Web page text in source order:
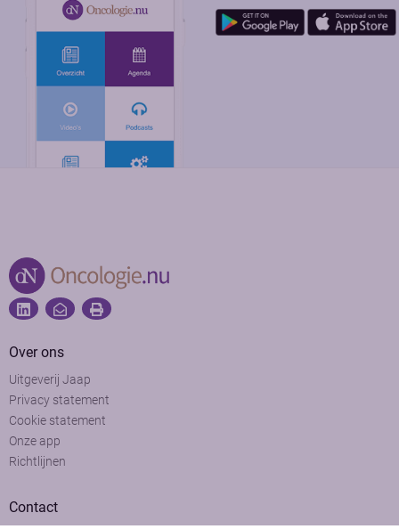
Over ons
Uitgeverij Jaap
Privacy statement
Cookie statement
Onze app
Richtlijnen
Contact